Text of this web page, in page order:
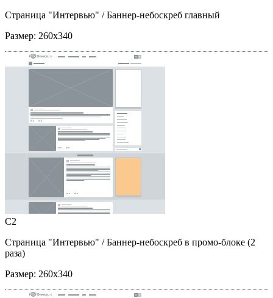
Страница "Интервью" / Баннер-небоскреб главный
Размер: 260x340
C2
Страница "Интервью" / Баннер-небоскреб в промо-блоке (2
раза)
Размер: 260x340